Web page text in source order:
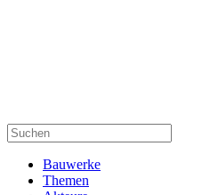
Bauwerke
Themen